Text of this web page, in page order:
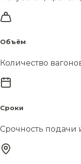
Объём
Количество
Сроки
Срочность подачи